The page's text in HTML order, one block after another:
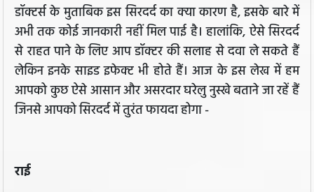
डॉक्टर्स के मुताबिक इस सिरदर्द का क्या कारण है, इसके बारे में
अभी तक कोई जानकारी नहीं मिल पाई है। हालांकि, ऐसे सिरदर्द
से राहत पाने के लिए आप डॉक्टर की सलाह से दवा ले सकते हैं
लेकिन इनके साइड इफेक्ट भी होते हैं। आज के इस लेख में हम
आपको कुछ ऐसे आसान और असरदार घरेलु नुस्खे बताने जा रहें हैं
जिनसे आपको सिरदर्द में तुरंत फायदा होगा -
राई